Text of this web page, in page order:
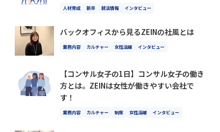
人材育成 新卒 就活情報 インタビュー
バックオフィスから見るZEINの社風とは
業務内容 カルチャー 女性活躍 インタビュー
【コンサル女子の1日】コンサル女子の働き
方とは。ZEINは女性が働きやすい会社で
す！
業務内容 カルチャー 制度 女性活躍 インタビュー